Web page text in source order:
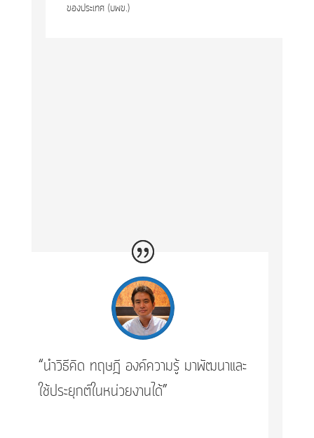
ของประเทศ (บพข.)
“นำวิธีคิด ทฤษฎี องค์ความรู้ มาพัฒนาและ
ใช้ประยุกต์ในหน่วยงานได้”